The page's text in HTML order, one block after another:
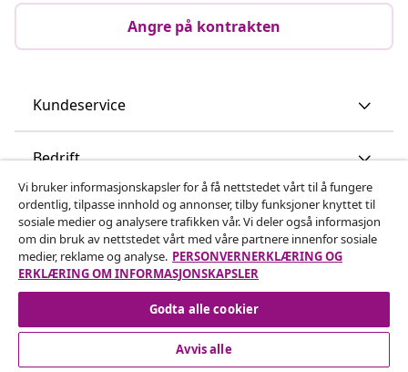
Angre på kontrakten
Kundeservice
Bedrift
vidaXL
Oppdag mer
Vi bruker informasjonskapsler for å få nettstedet vårt til å fungere
ordentlig, tilpasse innhold og annonser, tilby funksjoner knyttet til
sosiale medier og analysere trafikken vår. Vi deler også informasjon
om din bruk av nettstedet vårt med våre partnere innenfor sosiale
medier, reklame og analyse. PERSONVERNERKLÆRING OG
ERKLÆRING OM INFORMASJONSKAPSLER
Godta alle cookier
Avvis alle